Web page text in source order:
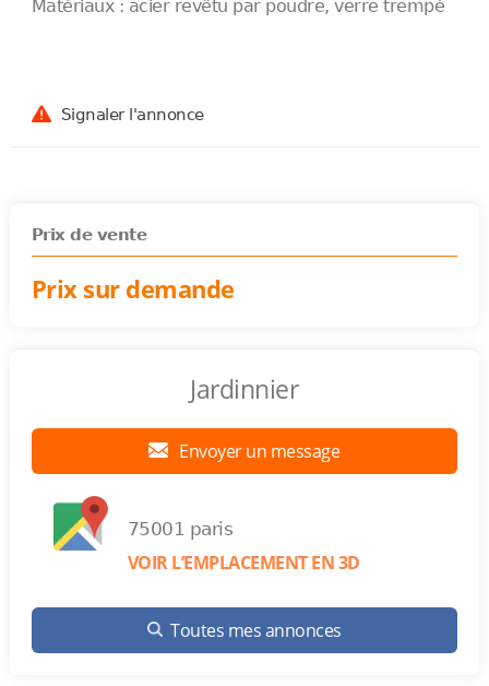
Matériaux : acier revêtu par poudre, verre trempé
Signaler l'annonce
Prix de vente
Prix sur demande
Jardinnier
Envoyer un message
75001 paris
VOIR L’EMPLACEMENT EN 3D
Toutes mes annonces